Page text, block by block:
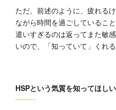
ただ、前述のように、疲れる
ながら時間を過ごしているこ
遣いすぎるのは返ってまた敏
いので、「知っていて」くれ
HSPという気質を知ってほしい